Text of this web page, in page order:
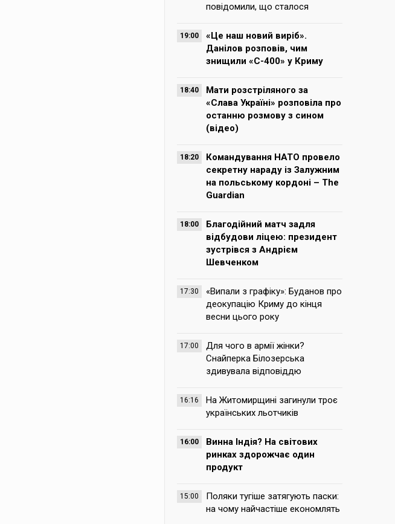
повідомили, що сталося
19:00
«Це наш новий виріб».
Данілов розповів, чим
знищили «С-400» у Криму
18:40
Мати розстріляного за
«Слава Україні» розповіла про
останню розмову з сином
(відео)
18:20
Командування НАТО провело
секретну нараду із Залужним
на польському кордоні – The
Guardian
18:00
Благодійний матч задля
відбудови ліцею: президент
зустрівся з Андрієм
Шевченком
17:30
«Випали з графіку»: Буданов про
деокупацію Криму до кінця
весни цього року
17:00
Для чого в армії жінки?
Снайперка Білозерська
здивувала відповіддю
16:16
На Житомирщині загинули троє
українських льотчиків
16:00
Винна Індія? На світових
ринках здорожчає один
продукт
15:00
Поляки тугіше затягують паски:
на чому найчастіше економлять